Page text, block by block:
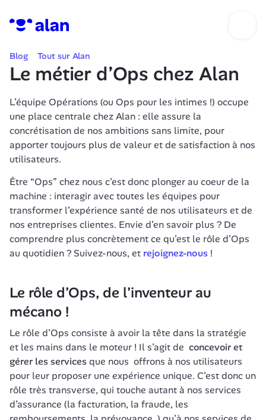
Blog Tout sur Alan
Le métier d’Ops chez Alan
L’équipe Opérations (ou Ops pour les intimes !) occupe
une place centrale chez Alan : elle assure la
concrétisation de nos ambitions sans limite, pour
apporter toujours plus de valeur et de satisfaction à nos
utilisateurs.
Être “Ops” chez nous c’est donc plonger au coeur de la
machine : interagir avec toutes les équipes pour
transformer l’expérience santé de nos utilisateurs et de
nos entreprises clientes. Envie d’en savoir plus ? De
comprendre plus concrètement ce qu’est le rôle d’Ops
au quotidien ? Suivez-nous, et rejoignez-nous !
Le rôle d’Ops, de l’inventeur au
mécano !
Le rôle d’Ops consiste à avoir la tête dans la stratégie
et les mains dans le moteur ! Il s’agit de concevoir et
gérer les services que nous  offrons à nos utilisateurs
pour leur proposer une expérience unique. C’est donc un
rôle très transverse, qui touche autant à nos services
d’assurance (la facturation, la fraude, les